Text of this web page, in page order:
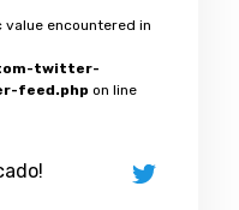
value encountered in
twitter-
feed.php on line